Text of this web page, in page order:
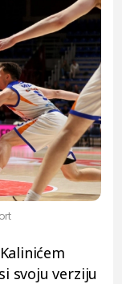
svoju verziju